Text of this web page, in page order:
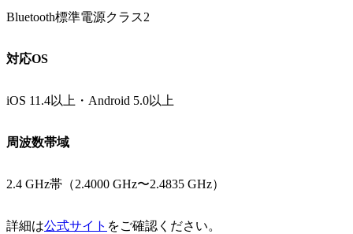
Bluetooth標準電源クラス2
対応OS
iOS 11.4以上・Android 5.0以上
周波数帯域
2.4 GHz帯（2.4000 GHz〜2.4835 GHz）
詳細は公式サイト をご確認ください。